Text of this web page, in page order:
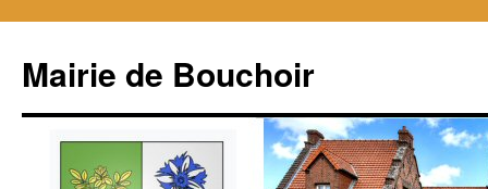
Mairie de Bouchoir